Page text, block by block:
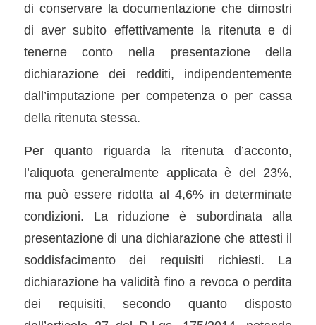
di conservare la documentazione che dimostri
di aver subito effettivamente la ritenuta e di
tenerne conto nella presentazione della
dichiarazione dei redditi, indipendentemente
dall’imputazione per competenza o per cassa
della ritenuta stessa.
Per quanto riguarda la ritenuta d’acconto,
l’aliquota generalmente applicata è del 23%,
ma può essere ridotta al 4,6% in determinate
condizioni. La riduzione è subordinata alla
presentazione di una dichiarazione che attesti il
soddisfacimento dei requisiti richiesti. La
dichiarazione ha validità fino a revoca o perdita
dei requisiti, secondo quanto disposto